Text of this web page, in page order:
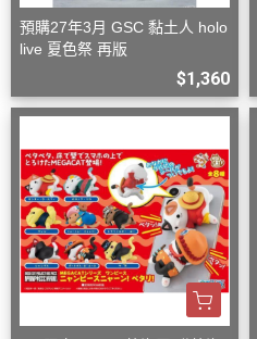
預購27年3月 GSC 黏土人 holo
live 夏色祭 再版
$1,360